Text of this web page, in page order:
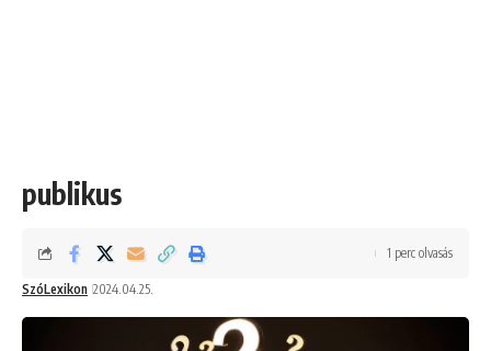
publikus
SzóLexikon 2024.04.25.
1 perc olvasás